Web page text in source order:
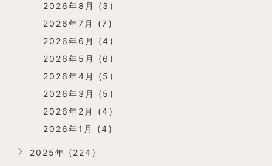
2026年8月 (3)
2026年7月 (7)
2026年6月 (4)
2026年5月 (6)
2026年4月 (5)
2026年3月 (5)
2026年2月 (4)
2026年1月 (4)
2025年 (224)